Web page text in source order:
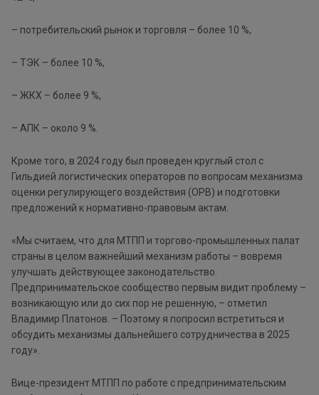
– потребительский рынок и торговля – более 10 %,
– ТЭК – более 10 %,
– ЖКХ – более 9 %,
– АПК – около 9 %.
Кроме того, в 2024 году был проведен круглый стол с
Гильдией логистических операторов по вопросам механизма
оценки регулирующего воздействия (ОРВ) и подготовки
предложений к нормативно-правовым актам.
«Мы считаем, что для МТПП и торгово-промышленных палат
страны в целом важнейший механизм работы – вовремя
улучшать действующее законодательство.
Предпринимательское сообщество первым видит проблему –
возникающую или до сих пор не решенную, – отметил
Владимир Платонов. – Поэтому я попросил встретиться и
обсудить механизмы дальнейшего сотрудничества в 2025
году».
Вице-президент МТПП по работе с предпринимательским